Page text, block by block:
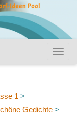
1 >
Gedichte >